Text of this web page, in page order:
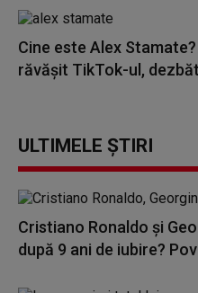
Cine este Alex
răvășit TikTok-ul,
ULTIMELE ȘTIRI
Cristiano Ronaldo și
după 9 ani de iubire?